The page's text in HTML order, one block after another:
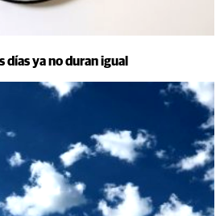
días ya no duran igual